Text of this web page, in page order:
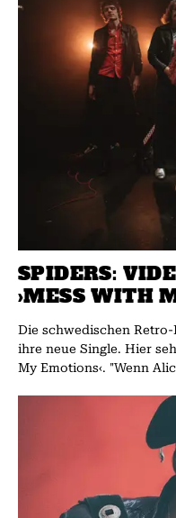
SPIDERS:
›MESS WITH
Die schwedischen
ihre neue Single. Hier
My